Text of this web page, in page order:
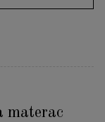
materac